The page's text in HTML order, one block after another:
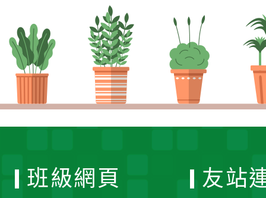
班級網頁 友站